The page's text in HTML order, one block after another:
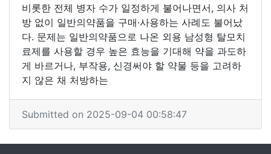
비롯한 전체 병자 수가 일정하게 불어나면서, 의사 처
방 없이 일반의약품을 구매·사용하는 사례도 불어났
다. 문제는 일반의약품으로 나온 외용 남성형 탈모치
료제를 사용할 경우 높은 효능을 기대해 약을 과도하
게 바르거나, 부작용, 신경써야 할 약물 등을 고려하
지 않은 채 처방하는
Submitted on 2025-09-04 00:58:47